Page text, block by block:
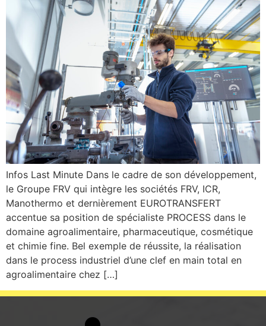
Infos Last Minute Dans le cadre de son développement,
le Groupe FRV qui intègre les sociétés FRV, ICR,
Manothermo et dernièrement EUROTRANSFERT
accentue sa position de spécialiste PROCESS dans le
domaine agroalimentaire, pharmaceutique, cosmétique
et chimie fine. Bel exemple de réussite, la réalisation
dans le process industriel d’une clef en main total en
agroalimentaire chez […]